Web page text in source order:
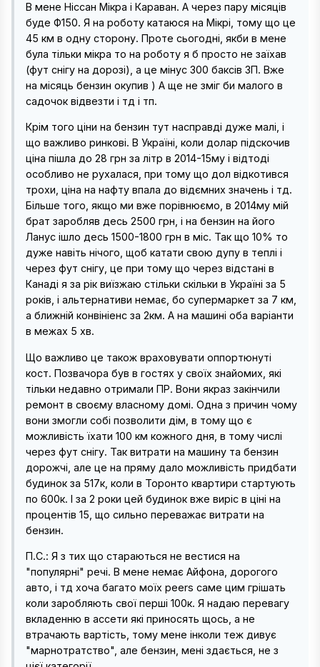
В мене Ніссан Мікра і Караван. А через пару місяців
буде Ф150. Я на роботу катаюся на Мікрі, тому що це
45 км в одну сторону. Проте сьогодні, якби в мене
була тільки мікра то на роботу я б просто не заїхав
(фут снігу на дорозі), а це мінус 300 баксів ЗП. Вже
на місяць бензин окупив ) А ще не зміг би малого в
садочок відвезти і тд і тп.
Крім того ціни на бензин тут насправді дуже малі, і
що важливо ринкові. В Україні, коли долар підскочив
ціна пішла до 28 грн за літр в 2014-15му і відтоді
особливо не рухалася, при тому що дол відкотився
трохи, ціна на нафту впала до відємних значень і тд.
Більше того, якщо ми вже порівнюємо, в 2014му мій
брат заробляв десь 2500 грн, і на бензин на його
Ланус ішло десь 1500-1800 грн в міс. Так що 10% то
дуже навіть нічого, щоб катати свою дупу в теплі і
через фут снігу, це при тому що через відстані в
Канаді я за рік виїзжаю стільки скільки в Україні за 5
років, і альтернативи немає, бо супермаркет за 7 км,
а ближній конвініенс за 2км. А на машині оба варіанти
в межах 5 хв.
Що важливо це також враховувати оппортюнуті
кост. Позвачора був в гостях у своїх знайомих, які
тільки недавно отримали ПР. Вони якраз закінчили
ремонт в своєму власному домі. Одна з причин чому
вони змогли собі позволити дім, в тому що є
можливість їхати 100 км кожного дня, в тому числі
через фут снігу. Так витрати на машину та бензин
дорожчі, але це на пряму дало можливість придбати
будинок за 517к, коли в Торонто квартири стартують
по 600к. І за 2 роки цей будинок вже виріс в ціні на
процентів 15, що сильно переважає витрати на
бензин.
П.С.: Я з тих що стараються не вестися на
"популярні" речі. В мене немає Айфона, дорогого
авто, і тд хоча багато моїх peers саме цим грішать
коли заробляють свої перші 100к. Я надаю перевагу
вкладенню в ассети які приносять щось, а не
втрачають вартість, тому мене інколи теж дивує
"марнотратство", але бензин, мені здається, не з